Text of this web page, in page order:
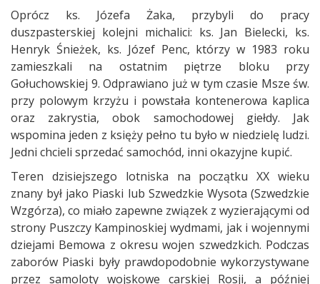
Oprócz ks. Józefa Żaka, przybyli do pracy
duszpasterskiej kolejni michalici: ks. Jan Bielecki, ks.
Henryk Śnieżek, ks. Józef Penc, którzy w 1983 roku
zamieszkali na ostatnim piętrze bloku przy
Gołuchowskiej 9. Odprawiano już w tym czasie Msze św.
przy polowym krzyżu i powstała kontenerowa kaplica
oraz zakrystia, obok samochodowej giełdy. Jak
wspomina jeden z księży pełno tu było w niedzielę ludzi.
Jedni chcieli sprzedać samochód, inni okazyjne kupić.
Teren dzisiejszego lotniska na początku XX wieku
znany był jako Piaski lub Szwedzkie Wysota (Szwedzkie
Wzgórza), co miało zapewne związek z wyzierającymi od
strony Puszczy Kampinoskiej wydmami, jak i wojennymi
dziejami Bemowa z okresu wojen szwedzkich. Podczas
zaborów Piaski były prawdopodobnie wykorzystywane
przez samoloty wojskowe carskiej Rosji, a później